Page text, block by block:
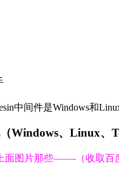
中间件是Windows和
Windows、Linux、
面图片那些——-（收取